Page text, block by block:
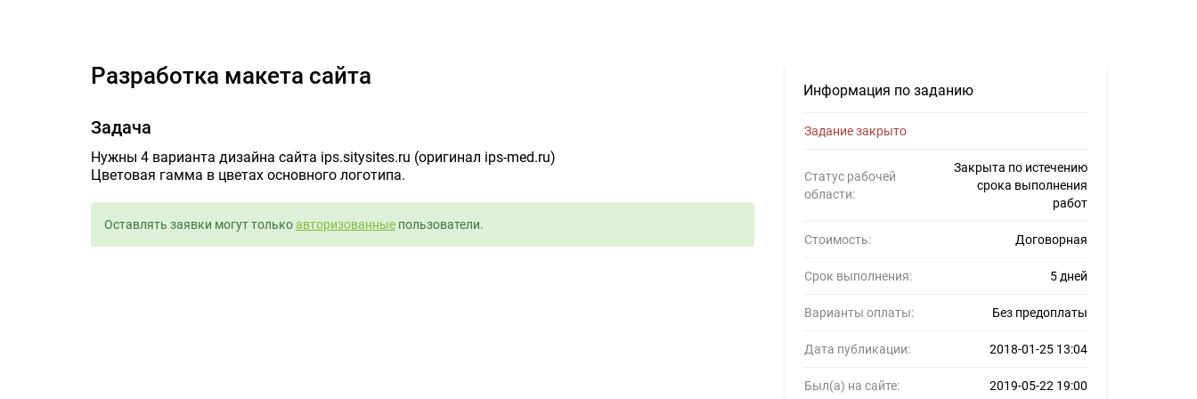
Информация по заданию
Задание закрыто
Статус рабочей
области:
Закрыта по истечению
срока выполнения
работ
Стоимость: Договорная
Срок выполнения: 5 дней
Варианты оплаты: Без предоплаты
Дата публикации: 2018-01-25 13:04
Был(а) на сайте: 2019-05-22 19:00
Разработка макета сайта
Задача
Нужны 4 варианта дизайна сайта ips.sitysites.ru (оригинал ips-med.ru)
Цветовая гамма в цветах основного логотипа.
Оставлять заявки могут толькоавторизованные пользователи.